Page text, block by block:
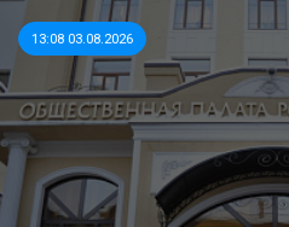
13:08 03.08.2026